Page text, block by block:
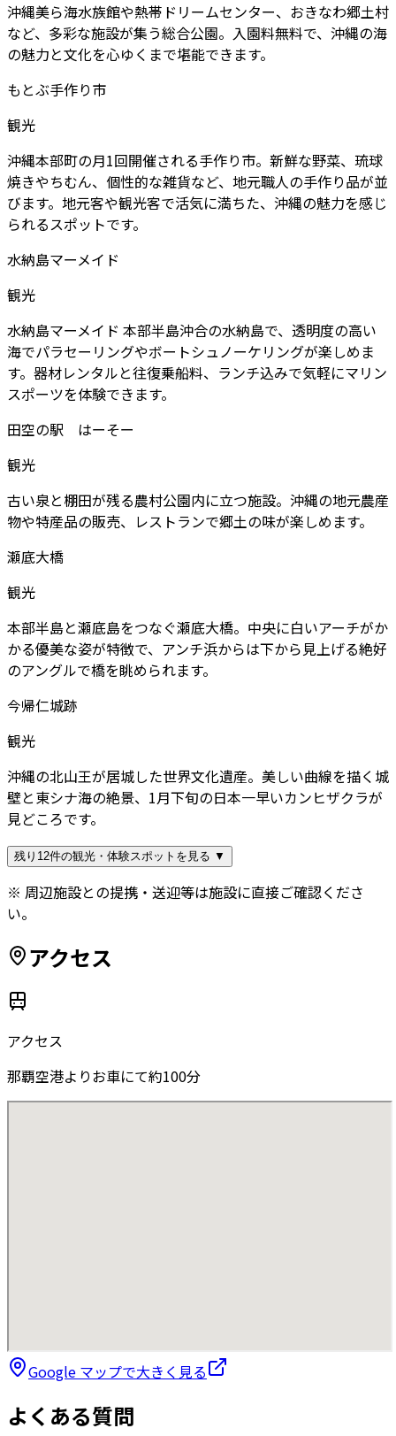
沖縄美ら海水族館や熱帯ドリームセンター、おきなわ郷土村
など、多彩な施設が集う総合公園。入園料無料で、沖縄の海
の魅力と文化を心ゆくまで堪能できます。
もとぶ手作り市
観光
沖縄本部町の月1回開催される手作り市。新鮮な野菜、琉球
焼きやちむん、個性的な雑貨など、地元職人の手作り品が並
びます。地元客や観光客で活気に満ちた、沖縄の魅力を感じ
られるスポットです。
水納島マーメイド
観光
水納島マーメイド 本部半島沖合の水納島で、透明度の高い
海でパラセーリングやボートシュノーケリングが楽しめま
す。器材レンタルと往復乗船料、ランチ込みで気軽にマリン
スポーツを体験できます。
田空の駅 はーそー
観光
古い泉と棚田が残る農村公園内に立つ施設。沖縄の地元農産
物や特産品の販売、レストランで郷土の味が楽しめます。
瀬底大橋
観光
本部半島と瀬底島をつなぐ瀬底大橋。中央に白いアーチがか
かる優美な姿が特徴で、アンチ浜からは下から見上げる絶好
のアングルで橋を眺められます。
今帰仁城跡
観光
沖縄の北山王が居城した世界文化遺産。美しい曲線を描く城
壁と東シナ海の絶景、1月下旬の日本一早いカンヒザクラが
見どころです。
残り12件の観光・体験スポットを見る ▼
※ 周辺施設との提携・送迎等は施設に直接ご確認くださ
い。
アクセス
アクセス
那覇空港よりお車にて約100分
Google マップで大きく見る
よくある質問